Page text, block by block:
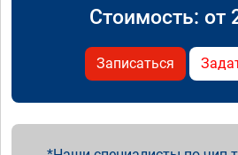
Стоимость: от
Записаться